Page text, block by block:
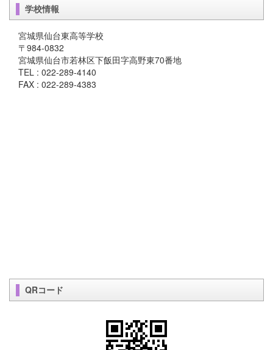
学校情報
宮城県仙台東高等学校
〒984-0832
宮城県仙台市若林区下飯田字高野東70番地
TEL : 022-289-4140
FAX : 022-289-4383
QRコード